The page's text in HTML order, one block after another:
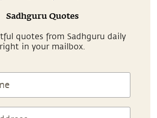
Sadhguru Quotes
quotes from Sadhguru daily
right in your mailbox.